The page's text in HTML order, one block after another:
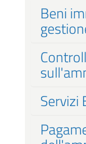
Beni
Servizi